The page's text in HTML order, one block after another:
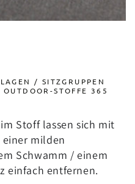
/ SITZGRUPPEN
STOFFE 365
Stoff lassen sich mit
milden
Schwamm / einem
einfach entfernen.